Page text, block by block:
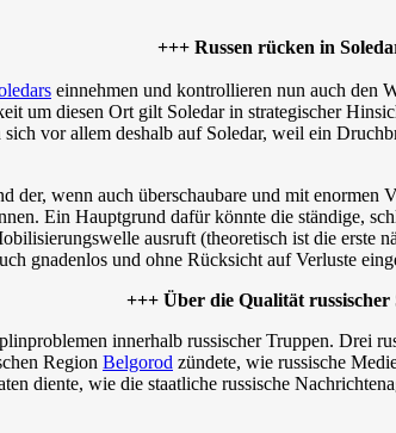
+++ Russen rücken in
einnehmen und kontrollieren nun auch den
um diesen Ort gilt Soledar in strategischer
vor allem deshalb auf Soledar, weil ein
der, wenn auch überschaubare und mit
Ein Hauptgrund dafür könnte die ständige,
ausruft (theoretisch ist die erste
gnadenlos und ohne Rücksicht auf Verluste
+++ Über die Qualität russischer
innerhalb russischer Truppen. Drei
Region Belgorod zündete, wie russische
diente, wie die staatliche russische